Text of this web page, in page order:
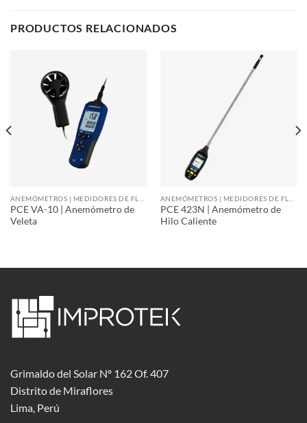
PRODUCTOS RELACIONADOS
PCE VA-10 | Anemómetro de
Veleta
PCE 423N | Anemómetro de
Hilo Caliente
Grimaldo del Solar Nº 162 Of. 407
Distrito de Miraflores
Lima, Perú